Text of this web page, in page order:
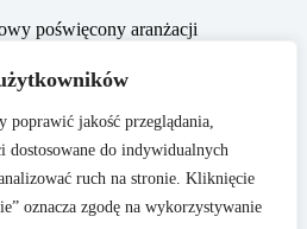
jakość przeglądania,
dostosowane do indywidualnych
ruch na stronie. Kliknięcie
oznacza zgodę na wykorzystywanie
poświęcony aranżacji
wskazówek i inspiracji,
komfortowych i